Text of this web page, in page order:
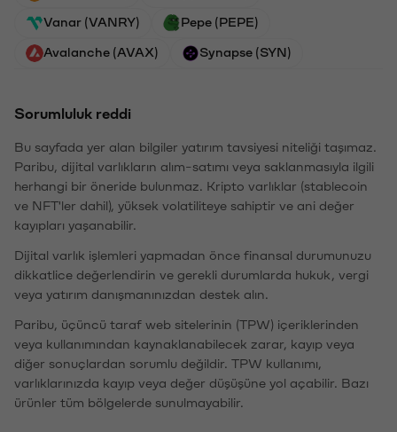
Vanar (VANRY) Pepe (PEPE)
Avalanche (AVAX) Synapse (SYN)
Sorumluluk reddi
Bu sayfada yer alan bilgiler yatırım tavsiyesi niteliği taşımaz.
Paribu, dijital varlıkların alım-satımı veya saklanmasıyla ilgili
herhangi bir öneride bulunmaz. Kripto varlıklar (stablecoin
ve NFT'ler dahil), yüksek volatiliteye sahiptir ve ani değer
kayıpları yaşanabilir.
Dijital varlık işlemleri yapmadan önce finansal durumunuzu
dikkatlice değerlendirin ve gerekli durumlarda hukuk, vergi
veya yatırım danışmanınızdan destek alın.
Paribu, üçüncü taraf web sitelerinin (TPW) içeriklerinden
veya kullanımından kaynaklanabilecek zarar, kayıp veya
diğer sonuçlardan sorumlu değildir. TPW kullanımı,
varlıklarınızda kayıp veya değer düşüşüne yol açabilir. Bazı
ürünler tüm bölgelerde sunulmayabilir.